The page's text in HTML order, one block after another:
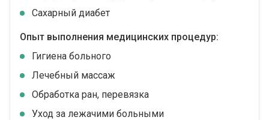
Сахарный диабет
Опыт выполнения медицинских процедур:
Гигиена больного
Лечебный массаж
Обработка ран, перевязка
Уход за лежачими больными